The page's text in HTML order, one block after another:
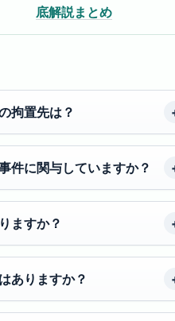
底解説まとめ
拘置先は？
件に関与していますか？
ますか？
ありますか？